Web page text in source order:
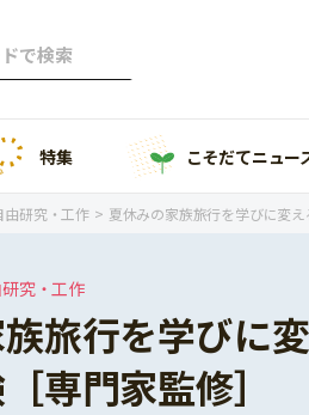
特集 こそだてニュー
由研究・工作 夏休みの家族旅行を学びに変
究・工作
旅行を学びに
専門家監修］